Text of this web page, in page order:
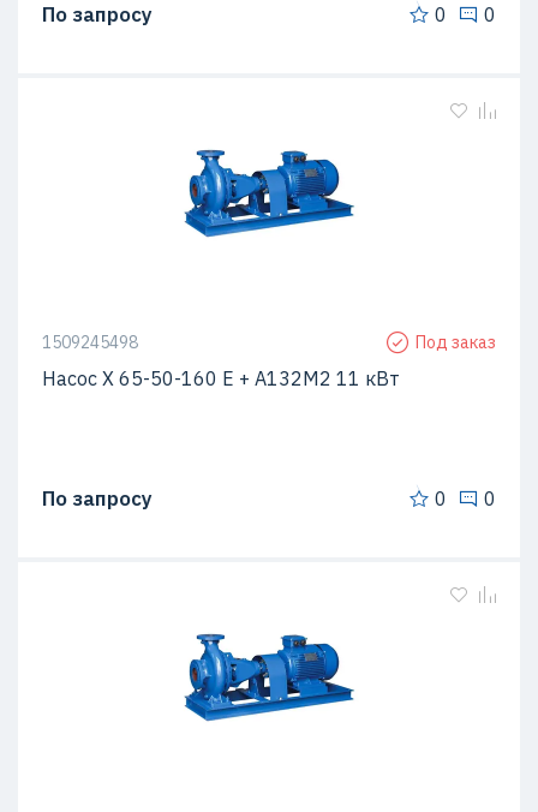
По запросу 0 0
1509245498 Под заказ
Насос Х 65-50-160 Е + A132M2 11 кВт
По запросу 0 0